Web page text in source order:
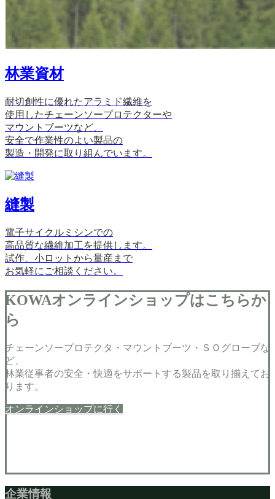
林業資材
耐切創性に優れたアラミド繊維を
使用したチェーンソープロテクターや
マウントブーツなど、
安全で作業性のよい製品の
製造・開発に取り組んでいます。
縫製
電子サイクルミシンでの
高品質な繊維加工を提供します。
試作、小ロットから量産まで
お気軽にご相談ください。
KOWAオンラインショップはこちらか
ら
チェーンソープロテクタ・マウントブーツ・ＳＯグローブな
ど、
林業従事者の安全・快適をサポートする製品を取り揃えてお
ります。
オンラインショップに行く
企業情報